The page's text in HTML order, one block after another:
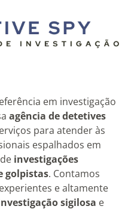
em investigação
agência de detetives
para atender às
espalhados em
investigações
golpistas. Contamos
e altamente
sigilosa e